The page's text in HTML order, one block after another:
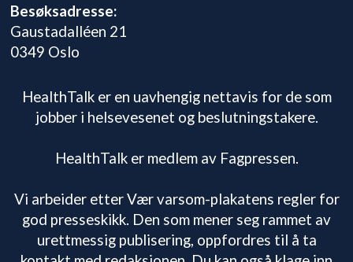
Besøksadresse:
Gaustadalléen 21
0349 Oslo
HealthTalk er en uavhengig nettavis for de som
jobber i helsevesenet og beslutningstakere.
HealthTalk er medlem av Fagpressen.
Vi arbeider etter Vær varsom-plakatens regler for
god presseskikk. Den som mener seg rammet av
urettmessig publisering, oppfordres til å ta